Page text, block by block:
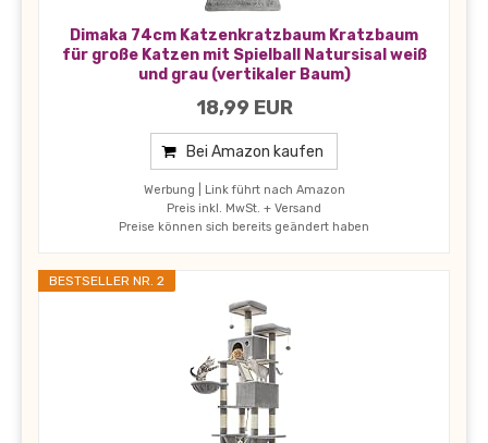
Dimaka 74cm Katzenkratzbaum Kratzbaum
für große Katzen mit Spielball Natursisal weiß
und grau (vertikaler Baum)
18,99 EUR
Bei Amazon kaufen
Werbung | Link führt nach Amazon
Preis inkl. MwSt. + Versand
Preise können sich bereits geändert haben
BESTSELLER NR. 2